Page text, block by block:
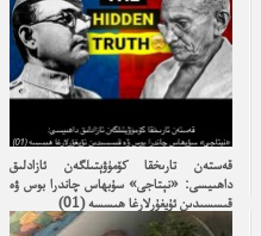
قەستەن تارىخقا كۆمۈۋېتىلگەن ئازادلىق
داھىيسى: «نېتاجى» سۇبھاس چاندرا بوس ۋە
قىسسىدىن ئۇيغۇرلارغا ھىسسە (01)